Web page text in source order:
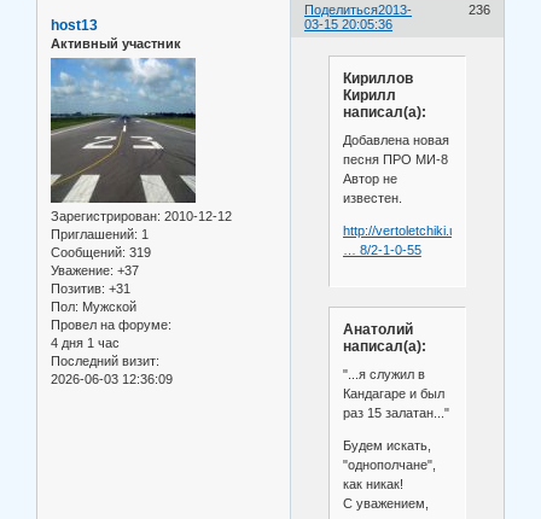
Поделиться 236
2013-
03-15 20:05:36
host13
Активный участник
Зарегистрирован: 2010-12-12
Приглашений: 1
Сообщений: 319
Уважение: +37
Позитив: +31
Пол: Мужской
Провел на форуме:
4 дня 1 час
Последний визит:
2026-06-03 12:36:09
Кириллов
Кирилл
написал(а):
Добавлена новая
песня ПРО МИ-8
Автор не
известен.
http://vertoletchiki.ucoz.ru/load/
… 8/2-1-0-55
Анатолий
написал(а):
"...я служил в
Кандагаре и был
раз 15 залатан..."
Будем искать,
"однополчане",
как никак!
С уважением,